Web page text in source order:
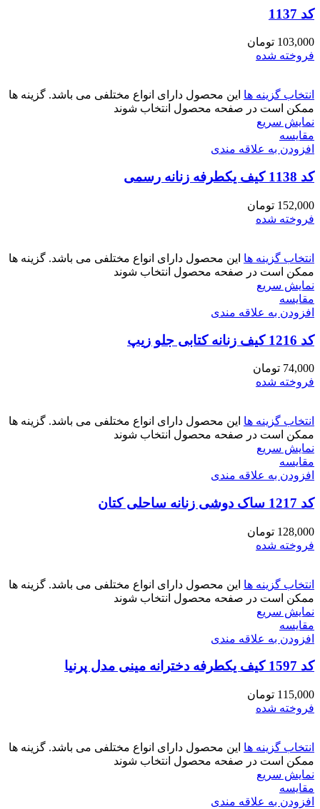
کد 1137
103,000 تومان
فروخته شده
انتخاب گزینه ها این محصول دارای انواع مختلفی می باشد. گزینه ها
ممکن است در صفحه محصول انتخاب شوند
نمایش سریع
مقايسه
افزودن به علاقه مندی
کد 1138 کیف یکطرفه زنانه رسمی
152,000 تومان
فروخته شده
انتخاب گزینه ها این محصول دارای انواع مختلفی می باشد. گزینه ها
ممکن است در صفحه محصول انتخاب شوند
نمایش سریع
مقايسه
افزودن به علاقه مندی
کد 1216 کیف زنانه کتابی جلو زیپ
74,000 تومان
فروخته شده
انتخاب گزینه ها این محصول دارای انواع مختلفی می باشد. گزینه ها
ممکن است در صفحه محصول انتخاب شوند
نمایش سریع
مقايسه
افزودن به علاقه مندی
کد 1217 ساک دوشی زنانه ساحلی کتان
128,000 تومان
فروخته شده
انتخاب گزینه ها این محصول دارای انواع مختلفی می باشد. گزینه ها
ممکن است در صفحه محصول انتخاب شوند
نمایش سریع
مقايسه
افزودن به علاقه مندی
کد 1597 کیف یکطرفه دخترانه مینی مدل پرنیا
115,000 تومان
فروخته شده
انتخاب گزینه ها این محصول دارای انواع مختلفی می باشد. گزینه ها
ممکن است در صفحه محصول انتخاب شوند
نمایش سریع
مقايسه
افزودن به علاقه مندی